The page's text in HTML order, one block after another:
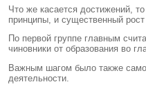
Что же касается достижений,
принципы, и существенный рост
По первой группе главным
чиновники от образования во
Важным шагом было также само
деятельности.